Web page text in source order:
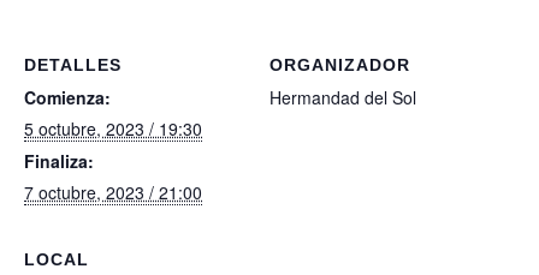
DETALLES
Comienza:
5 octubre, 2023 / 19:30
Finaliza:
7 octubre, 2023 / 21:00
ORGANIZADOR
Hermandad del Sol
LOCAL